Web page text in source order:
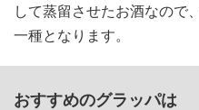
して蒸留させたお酒なので
一種となります。
おすすめのグラッパは